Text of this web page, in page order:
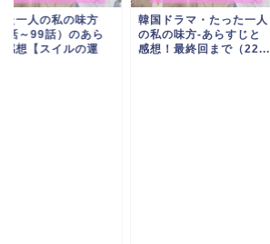
た一人の私の味方
話～99話）のあら
感想【スイルの運
韓国ドラマ・たった一人
の私の味方-あらすじと
感想！最終回まで（22...